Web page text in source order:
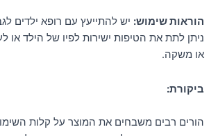
הוראות שימוש: יש להתייעץ עם רופא ילדים
ניתן לתת את הטיפות ישירות לפיו של הילד או
או משקה.
ביקורת:
הורים רבים משבחים את המוצר על קלות